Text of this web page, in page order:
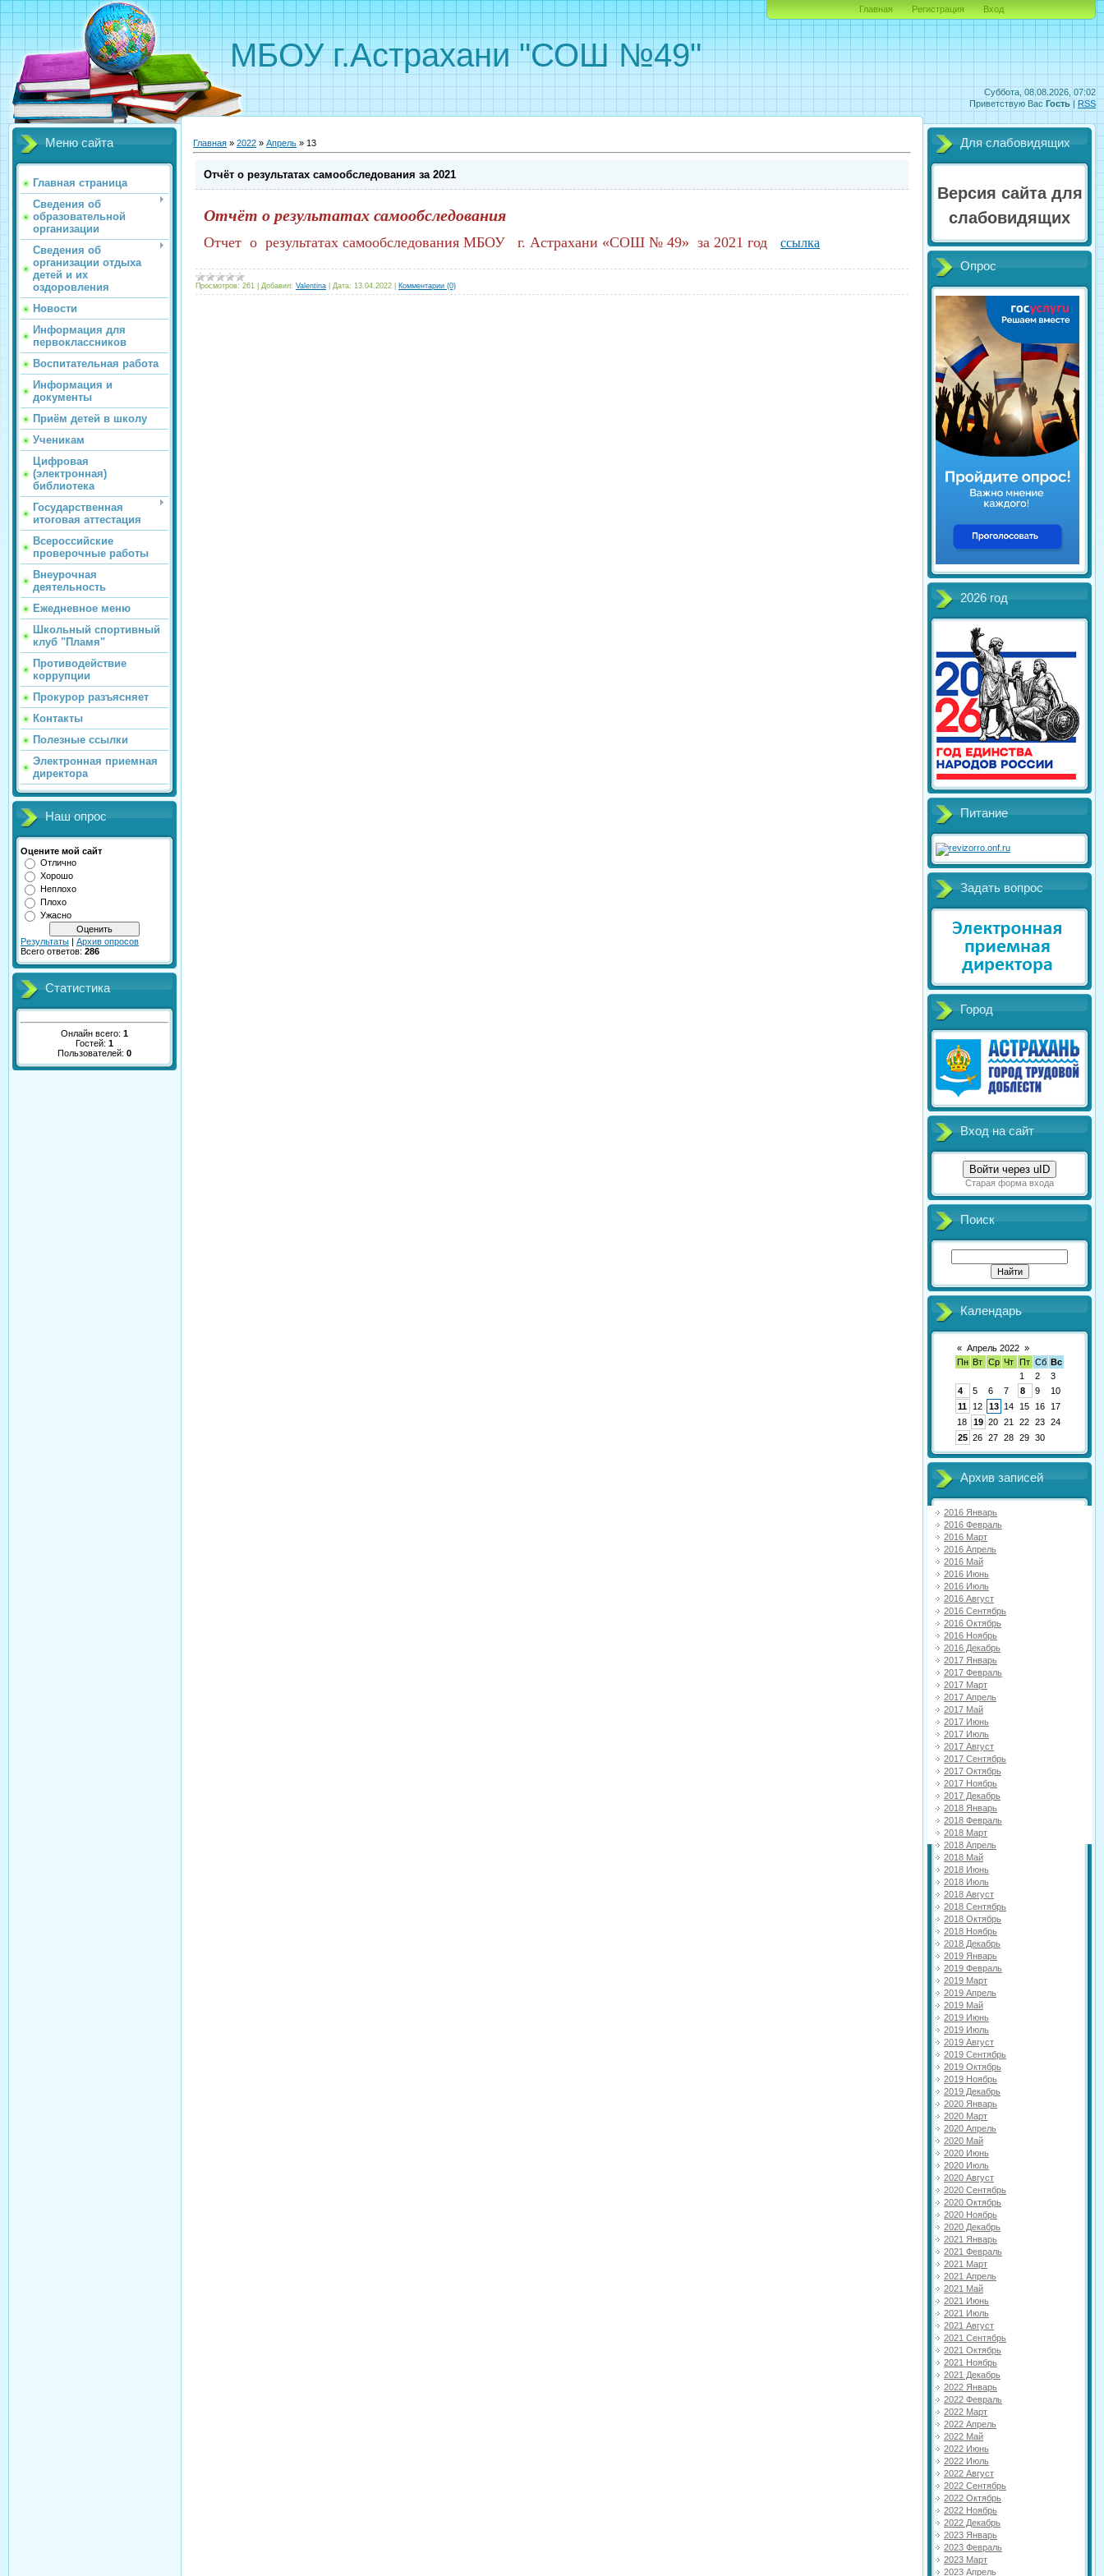
Суббота, 08.08.2026, 07:02
Приветствую Вас Гость | RSS
МБОУ г.Астрахани "СОШ №49"
Главная Регистрация Вход
Меню сайта
Главная страница
Сведения об
образовательной
организации
Сведения об
организации отдыха
детей и их
оздоровления
Новости
Информация для
первоклассников
Воспитательная работа
Информация и
документы
Приём детей в школу
Ученикам
Цифровая
(электронная)
библиотека
Государственная
итоговая аттестация
Всероссийские
проверочные работы
Внеурочная
деятельность
Ежедневное меню
Школьный спортивный
клуб "Пламя"
Противодействие
коррупции
Прокурор разъясняет
Контакты
Полезные ссылки
Электронная приемная
директора
Наш опрос
Оцените мой сайт
Отлично
Хорошо
Неплохо
Плохо
Ужасно
Результаты | Архив опросов
Всего ответов: 286
Статистика
Онлайн всего: 1
Гостей: 1
Пользователей: 0
Главная » 2022 » Апрель » 13
Отчёт о результатах самообследования за 2021
Отчёт о результатах самообследования
Отчет о результатах самообследования МБОУ г. Астрахани «СОШ № 49» за 2021 год ссылка
Просмотров: 261 Добавил: Valentina Дата: 13.04.2022 Комментарии (0)
Для слабовидящих
Версия сайта для
слабовидящих
Опрос
2026 год
Питание
Задать вопрос
Город
Вход на сайт
Войти через uID
Старая форма входа
Поиск
Календарь
« Апрель 2022 »
Пн Вт Ср Чт Пт Сб Вс
1
2
3
4
5 6 7 8 9
10
11
12 13 14 15 16
17
18
19 20 21 22 23 24
25 26 27 28 29 30
Архив записей
2016 Январь
2016 Февраль
2016 Март
2016 Апрель
2016 Май
2016 Июнь
2016 Июль
2016 Август
2016 Сентябрь
2016 Октябрь
2016 Ноябрь
2016 Декабрь
2017 Январь
2017 Февраль
2017 Март
2017 Апрель
2017 Май
2017 Июнь
2017 Июль
2017 Август
2017 Сентябрь
2017 Октябрь
2017 Ноябрь
2017 Декабрь
2018 Январь
2018 Февраль
2018 Март
2018 Апрель
2018 Май
2018 Июнь
2018 Июль
2018 Август
2018 Сентябрь
2018 Октябрь
2018 Ноябрь
2018 Декабрь
2019 Январь
2019 Февраль
2019 Март
2019 Апрель
2019 Май
2019 Июнь
2019 Июль
2019 Август
2019 Сентябрь
2019 Октябрь
2019 Ноябрь
2019 Декабрь
2020 Январь
2020 Март
2020 Апрель
2020 Май
2020 Июнь
2020 Июль
2020 Август
2020 Сентябрь
2020 Октябрь
2020 Ноябрь
2020 Декабрь
2021 Январь
2021 Февраль
2021 Март
2021 Апрель
2021 Май
2021 Июнь
2021 Июль
2021 Август
2021 Сентябрь
2021 Октябрь
2021 Ноябрь
2021 Декабрь
2022 Январь
2022 Февраль
2022 Март
2022 Апрель
2022 Май
2022 Июнь
2022 Июль
2022 Август
2022 Сентябрь
2022 Октябрь
2022 Ноябрь
2022 Декабрь
2023 Январь
2023 Февраль
2023 Март
2023 Апрель